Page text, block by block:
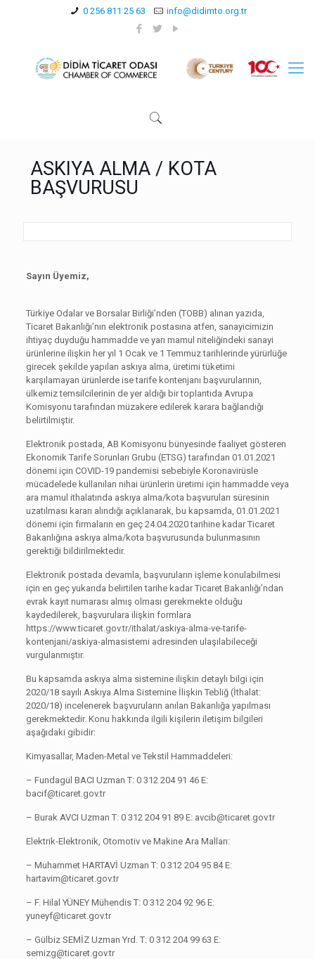
0 256 811 25 63 info@didimto.org.tr
ASKIYA ALMA / KOTA
BAŞVURUSU
Sayın Üyemiz,
Türkiye Odalar ve Borsalar Birliği’nden (TOBB) alınan yazıda,
Ticaret Bakanlığı’nın elektronik postasına atfen, sanayicimizin
ihtiyaç duyduğu hammadde ve yarı mamul niteliğindeki sanayi
ürünlerine ilişkin her yıl 1 Ocak ve 1 Temmuz tarihlerinde yürürlüğe
girecek şekilde yapılan askıya alma, üretimi tüketimi
karşılamayan ürünlerde ise tarife kontenjanı başvurularının,
ülkemiz temsilcilerinin de yer aldığı bir toplantıda Avrupa
Komisyonu tarafından müzakere edilerek karara bağlandığı
belirtilmiştir.
Elektronik postada, AB Komisyonu bünyesinde faaliyet gösteren
Ekonomik Tarife Sorunları Grubu (ETSG) tarafından 01.01.2021
dönemi için COVID-19 pandemisi sebebiyle Koronavirüsle
mücadelede kullanılan nihai ürünlerin üretimi için hammadde veya
ara mamul ithalatında askıya alma/kota başvuruları süresinin
uzatılması kararı alındığı açıklanarak, bu kapsamda, 01.01.2021
dönemi için firmaların en geç 24.04.2020 tarihine kadar Ticaret
Bakanlığına askıya alma/kota başvurusunda bulunmasının
gerektiği bildirilmektedir.
Elektronik postada devamla, başvuruların işleme konulabilmesi
için en geç yukarıda belirtilen tarihe kadar Ticaret Bakanlığı’ndan
evrak kayıt numarası almış olması gerekmekte olduğu
kaydedilerek, başvurulara ilişkin formlara
https://www.ticaret.gov.tr/ithalat/askiya-alma-ve-tarife-
kontenjani/askiya-almasistemi adresinden ulaşılabileceği
vurgulanmıştır.
Bu kapsamda askıya alma sistemine ilişkin detaylı bilgi için
2020/18 sayılı Askıya Alma Sistemine İlişkin Tebliğ (İthalat:
2020/18) incelenerek başvuruların anılan Bakanlığa yapılması
gerekmektedir. Konu hakkında ilgili kişilerin iletişim bilgileri
aşağıdaki gibidir:
Kimyasallar, Maden-Metal ve Tekstil Hammaddeleri:
– Fundagül BACI Uzman T: 0 312 204 91 46 E:
bacif@ticaret.gov.tr
– Burak AVCI Uzman T: 0 312 204 91 89 E: avcib@ticaret.gov.tr
Elektrik-Elektronik, Otomotiv ve Makine Ara Malları:
– Muhammet HARTAVİ Uzman T: 0 312 204 95 84 E:
hartavim@ticaret.gov.tr
– F. Hilal YÜNEY Mühendis T: 0 312 204 92 96 E:
yuneyf@ticaret.gov.tr
– Gülbiz SEMİZ Uzman Yrd. T: 0 312 204 99 63 E:
semizg@ticaret.gov.tr